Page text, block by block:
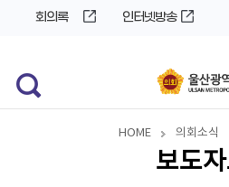
회의록 인터넷방송
HOME 의회소식
보도